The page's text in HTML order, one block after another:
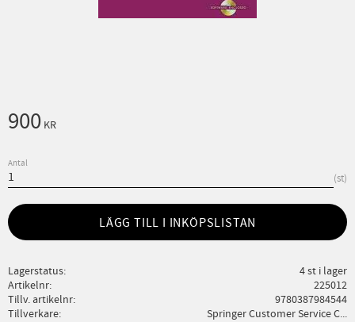
900 KR
Antal
st
LÄGG TILL I INKÖPSLISTAN
Lagerstatus
4 st i lager
Artikelnr
225012
Tillv. artikelnr
9780387984544
Tillverkare
Springer Customer Service C...